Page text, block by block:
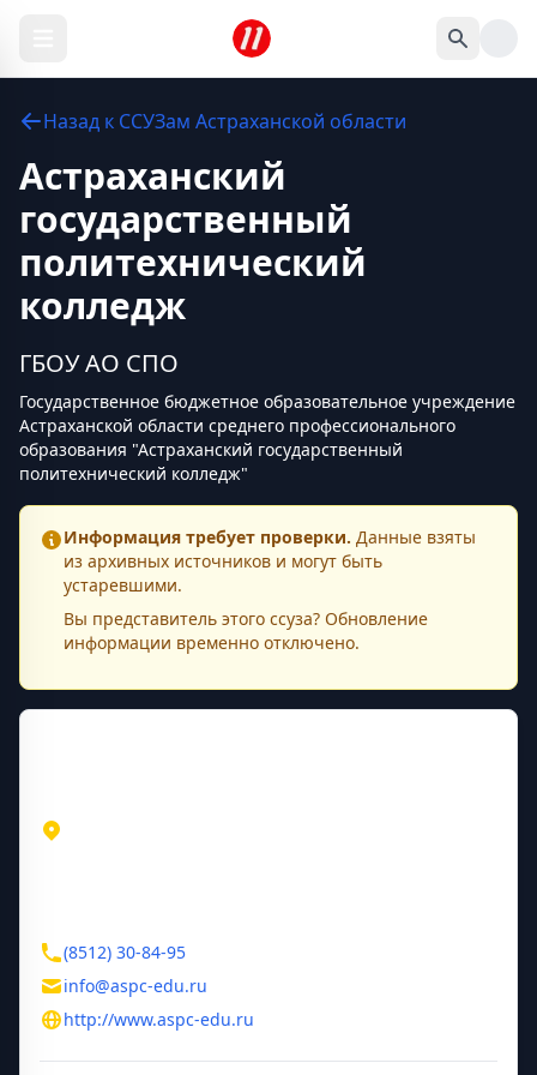
Назад к ССУЗам Астраханской области
Астраханский
государственный
политехнический
колледж
ГБОУ АО СПО
Государственное бюджетное образовательное учреждение
Астраханской области среднего профессионального
образования "Астраханский государственный
политехнический колледж"
Информация требует проверки. Данные взяты
из архивных источников и могут быть
устаревшими.
Вы представитель этого ссуза? Обновление
информации временно отключено.
(8512) 30-84-95
info@aspc-edu.ru
http://www.aspc-edu.ru